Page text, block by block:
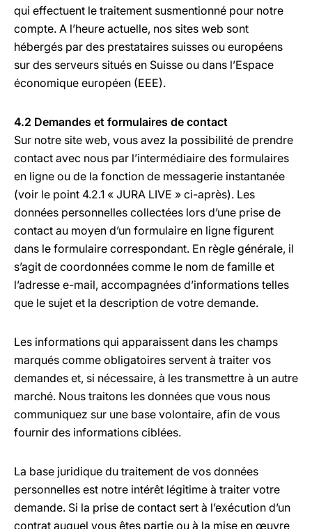
qui effectuent le traitement susmentionné pour notre
compte. A l’heure actuelle, nos sites web sont
hébergés par des prestataires suisses ou européens
sur des serveurs situés en Suisse ou dans l’Espace
économique européen (EEE).
4.2 Demandes et formulaires de contact
Sur notre site web, vous avez la possibilité de prendre
contact avec nous par l’intermédiaire des formulaires
en ligne ou de la fonction de messagerie instantanée
(voir le point 4.2.1 « JURA LIVE » ci-après). Les
données personnelles collectées lors d’une prise de
contact au moyen d’un formulaire en ligne figurent
dans le formulaire correspondant. En règle générale, il
s’agit de coordonnées comme le nom de famille et
l’adresse e-mail, accompagnées d’informations telles
que le sujet et la description de votre demande.
Les informations qui apparaissent dans les champs
marqués comme obligatoires servent à traiter vos
demandes et, si nécessaire, à les transmettre à un autre
marché. Nous traitons les données que vous nous
communiquez sur une base volontaire, afin de vous
fournir des informations ciblées.
La base juridique du traitement de vos données
personnelles est notre intérêt légitime à traiter votre
demande. Si la prise de contact sert à l’exécution d’un
contrat auquel vous êtes partie ou à la mise en œuvre